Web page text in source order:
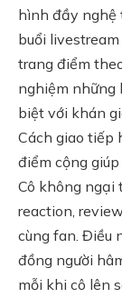
hình đầy nghệ
buổi
trang điểm
nghiệm những
biệt với khán
Cách giao tiếp
điểm cộng
Cô không ngại
reaction,
cùng fan. Điều
đồng người
mỗi khi cô lên